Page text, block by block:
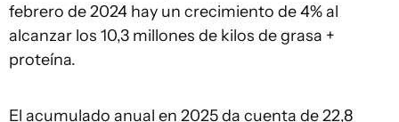
febrero de 2024 hay un crecimiento de 4% al
alcanzar los 10,3 millones de kilos de grasa +
proteína.
El acumulado anual en 2025 da cuenta de 22,8